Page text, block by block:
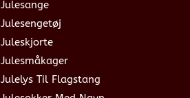
Julesange
Julesengetøj
Juleskjorte
Julesmåkager
Julelys Til Flagstang